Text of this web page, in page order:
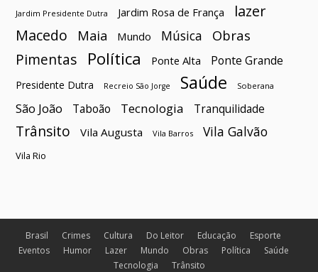
Jardim Presidente Dutra Jardim Rosa de França
lazer
Macedo
Maia Mundo Música Obras
Pimentas Política Ponte Alta Ponte Grande
Presidente Dutra Recreio São Jorge Saúde Soberana
São João Taboão Tecnologia Tranquilidade
Trânsito Vila Augusta Vila Barros Vila Galvão
Vila Rio
Brasil Crimes Cultura Do Leitor Educação
Esporte
Eventos
Humor Lazer Mundo Obras Política
Saúde
Tecnologia
Trânsito